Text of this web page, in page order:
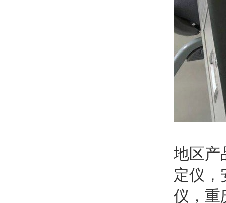
地区
定仪 ，
仪 ， 重